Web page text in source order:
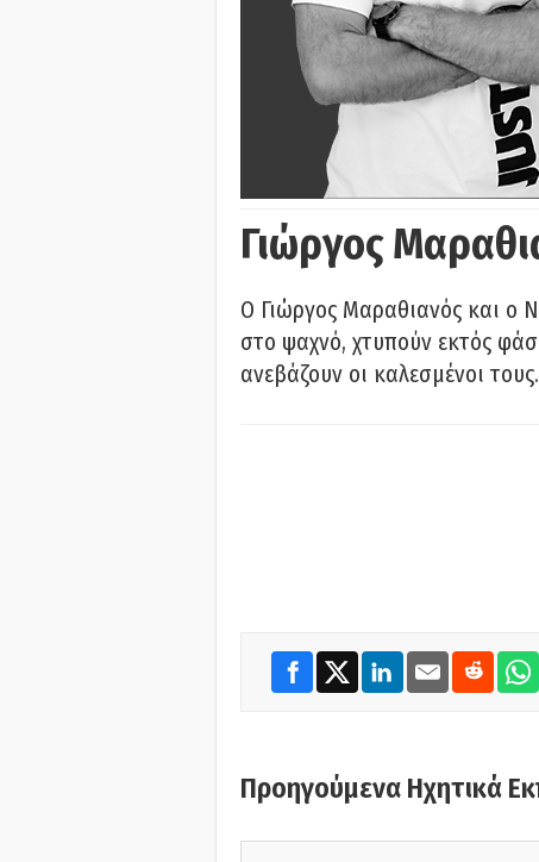
Γιώργος
Ο Γιώργος Μαραθιανός και ο
στο ψαχνό, χτυπούν εκτός
ανεβάζουν οι καλεσμένοι
Προηγούμενα Ηχητικά